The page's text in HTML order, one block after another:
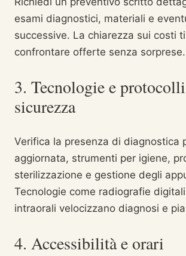
esami diagnostici, materiali e
successive. La chiarezza sui costi
confrontare offerte senza sorprese.
3. Tecnologie e
sicurezza
Verifica la presenza di diagnostica
aggiornata, strumenti per igiene,
sterilizzazione e gestione degli
Tecnologie come radiografie
intraorali velocizzano diagnosi e
4. Accessibilità e orari